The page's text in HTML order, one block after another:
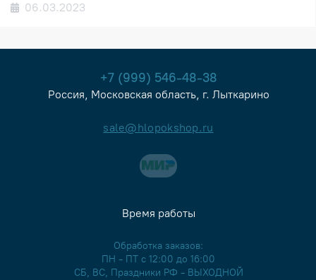
06.03.2023
+7 (999) 546-48-38
Россия, Московская область, г. Лыткарино
sale@hlopokshop.ru
Время работы
Обработка заказов:
ПН - ПТ с 12:00 до 16:00
СБ, ВС, Праздники РФ - ВЫХОДНОЙ